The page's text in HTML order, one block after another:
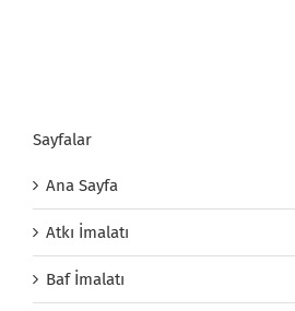
Sayfalar
Ana Sayfa
Atkı İmalatı
Baf İmalatı